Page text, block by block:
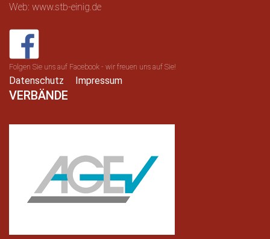
Web: www.stb-einig.de
Folgen Sie uns auf Facebook - wir freuen uns auf Sie!
Datenschutz Impressum
VERBÄNDE